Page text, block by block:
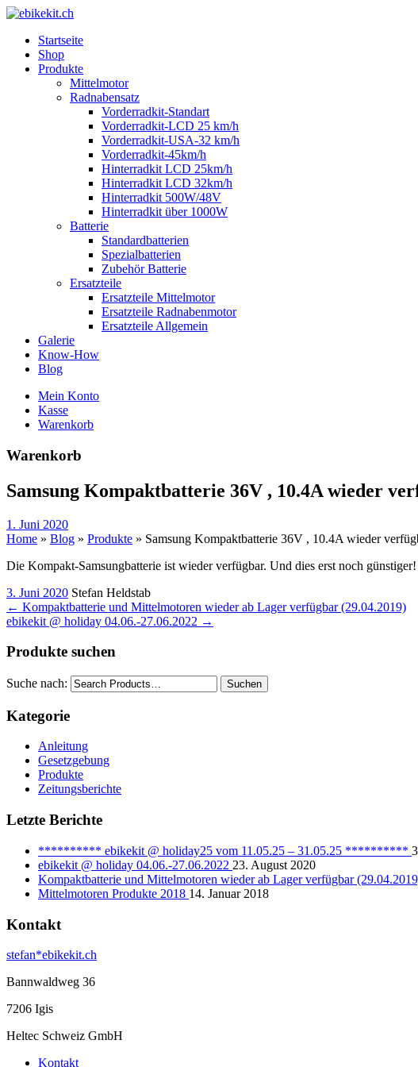
Startseite
Shop
Produkte
Mittelmotor
Radnabensatz
Vorderradkit-Standart
Vorderradkit-LCD 25 km/h
Vorderradkit-USA-32 km/h
Vorderradkit-45km/h
Hinterradkit LCD 25km/h
Hinterradkit LCD 32km/h
Hinterradkit 500W/48V
Hinterradkit über 1000W
Batterie
Standardbatterien
Spezialbatterien
Zubehör Batterie
Ersatzteile
Ersatzteile Mittelmotor
Ersatzteile Radnabenmotor
Ersatzteile Allgemein
Galerie
Know-How
Blog
Mein Konto
Kasse
Warenkorb
Warenkorb
Samsung Kompaktbatterie 36V , 10.4A wieder
1. Juni 2020
Home » Blog » Produkte » Samsung Kompaktbatterie 36V , 10.4A wieder
Die Kompakt-Samsungbatterie ist wieder verfügbar. Und dies erst noch
3. Juni 2020 Stefan Heldstab
← Kompaktbatterie und Mittelmotoren wieder ab Lager verfügbar (29.04.2019)
ebikekit @ holiday 04.06.-27.06.2022 →
Produkte suchen
Suche nach: Suchen
Kategorie
Anleitung
Gesetzgebung
Produkte
Zeitungsberichte
Letzte Berichte
********** ebikekit @ holiday25 vom 11.05.25 – 31.05.25 **********
ebikekit @ holiday 04.06.-27.06.2022 23. August 2020
Kompaktbatterie und Mittelmotoren wieder ab Lager verfügbar
Mittelmotoren Produkte 2018 14. Januar 2018
Kontakt
stefan*ebikekit.ch
Bannwaldweg 36
7206 Igis
Heltec Schweiz GmbH
Kontakt